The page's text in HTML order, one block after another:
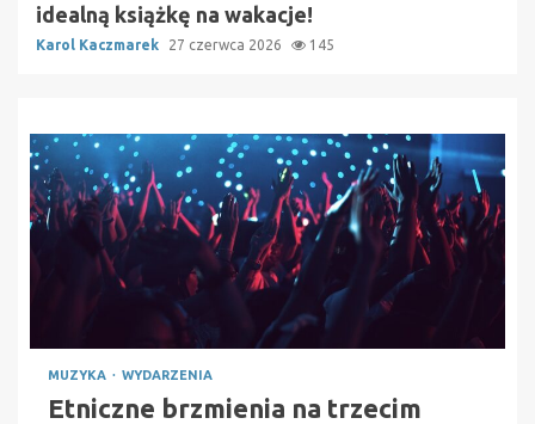
idealną książkę na wakacje!
Karol Kaczmarek 27 czerwca 2026 145
MUZYKA WYDARZENIA
Etniczne brzmienia na trzecim